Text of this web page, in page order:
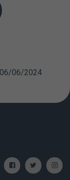
de
06/2024